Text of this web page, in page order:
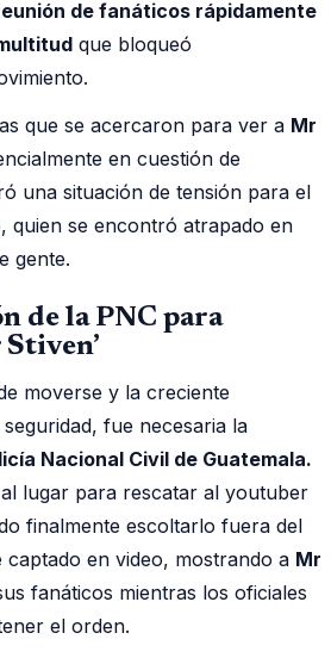
de fanáticos rápidamente
que bloqueó
que se acercaron para ver a Mr
en cuestión de
una situación de tensión para el
quien se encontró atrapado en
gente.
de la PNC para
moverse y la creciente
fue necesaria la
Nacional Civil de Guatemala.
lugar para rescatar al youtuber
finalmente escoltarlo fuera del
en video, mostrando a Mr
fanáticos mientras los oficiales
el orden.